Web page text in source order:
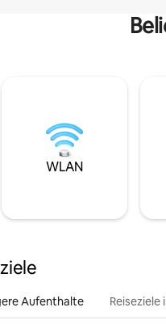
WLAN
Aufenthalte Reiseziele